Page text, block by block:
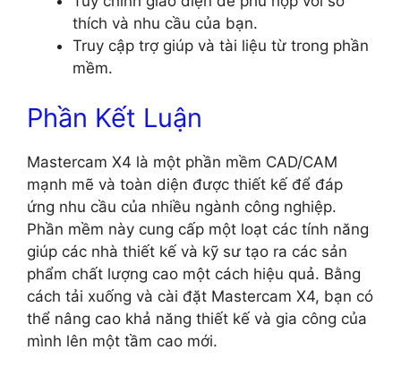
thích và nhu cầu của bạn.
Truy cập trợ giúp và tài liệu từ trong phần
mềm.
Phần Kết Luận
Mastercam X4 là một phần mềm CAD/CAM
mạnh mẽ và toàn diện được thiết kế để đáp
ứng nhu cầu của nhiều ngành công nghiệp.
Phần mềm này cung cấp một loạt các tính năng
giúp các nhà thiết kế và kỹ sư tạo ra các sản
phẩm chất lượng cao một cách hiệu quả. Bằng
cách tải xuống và cài đặt Mastercam X4, bạn có
thể nâng cao khả năng thiết kế và gia công của
mình lên một tầm cao mới.